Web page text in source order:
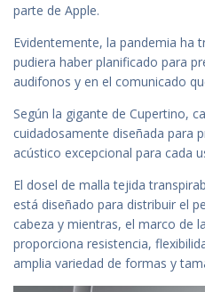
parte de Apple.
Evidentemente, la pandemia ha
pudiera haber planificado para
audifonos y en el comunicado
Según la gigante de Cupertino,
cuidadosamente diseñada para
acústico excepcional para cada
El dosel de malla tejida
está diseñado para distribuir el
cabeza y mientras, el marco de
proporciona resistencia,
amplia variedad de formas y